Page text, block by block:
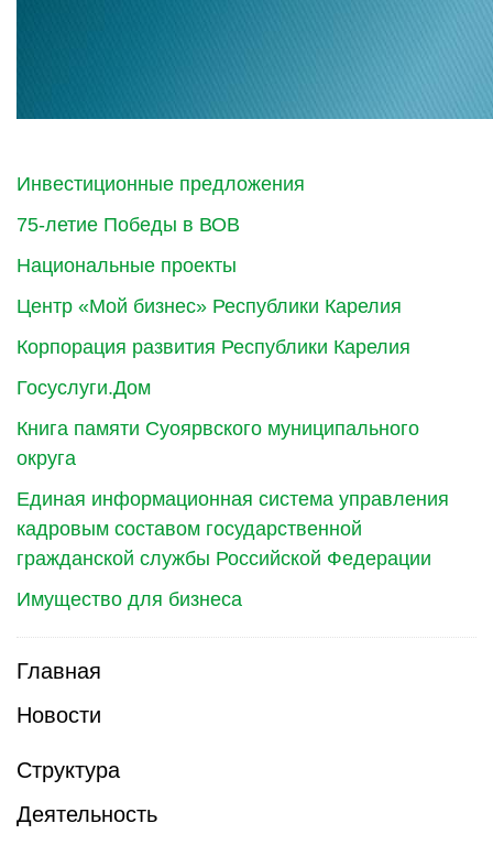
Инвестиционные предложения
75-летие Победы в ВОВ
Национальные проекты
Центр «Мой бизнес» Республики Карелия
Корпорация развития Республики Карелия
Госуслуги.Дом
Книга памяти Суоярвского муниципального
округа
Единая информационная система управления
кадровым составом государственной
гражданской службы Российской Федерации
Имущество для бизнеса
Главная
Новости
Структура
Деятельность